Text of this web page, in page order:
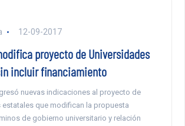
12-09-2017
proyecto de Universidades
incluir financiamiento
nuevas indicaciones al proyecto de
estatales que modifican la propuesta
de gobierno universitario y relación